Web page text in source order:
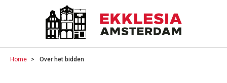
Home Over het bidden